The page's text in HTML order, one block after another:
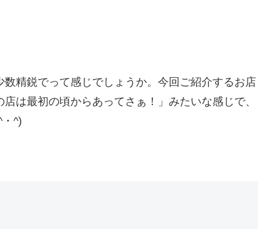
精鋭でって感じでしょうか。今回ご紹介するお店
は最初の頃からあってさぁ！」みたいな感じで、
^)